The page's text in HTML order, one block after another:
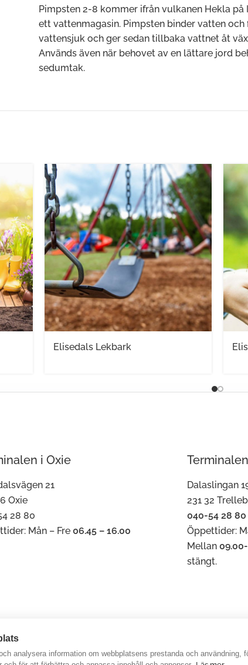
Pimpsten 2-8 kommer ifrån vulkanen Hekla på
ett vattenmagasin. Pimpsten binder vatten
vattensjuk och ger sedan tillbaka vattnet åt
Används även när behovet av en lättare jord
sedumtak.
Elisedals Lekbark
i Oxie
21
Oxie
28 80
Mån – Fre 06.45 – 16.00
Dalaslingan
231 32
040-54 28 80
Öppettider:
Mellan
stängt.
Org.nummer: 556585-0848
analysera information om webbplatsens prestanda och användning,